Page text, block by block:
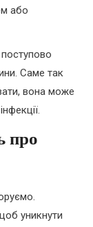
або
Саме так
вона може
про
уникнути